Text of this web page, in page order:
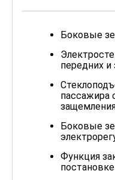
Боковые
передних и
пассажира
Боковые
Функция